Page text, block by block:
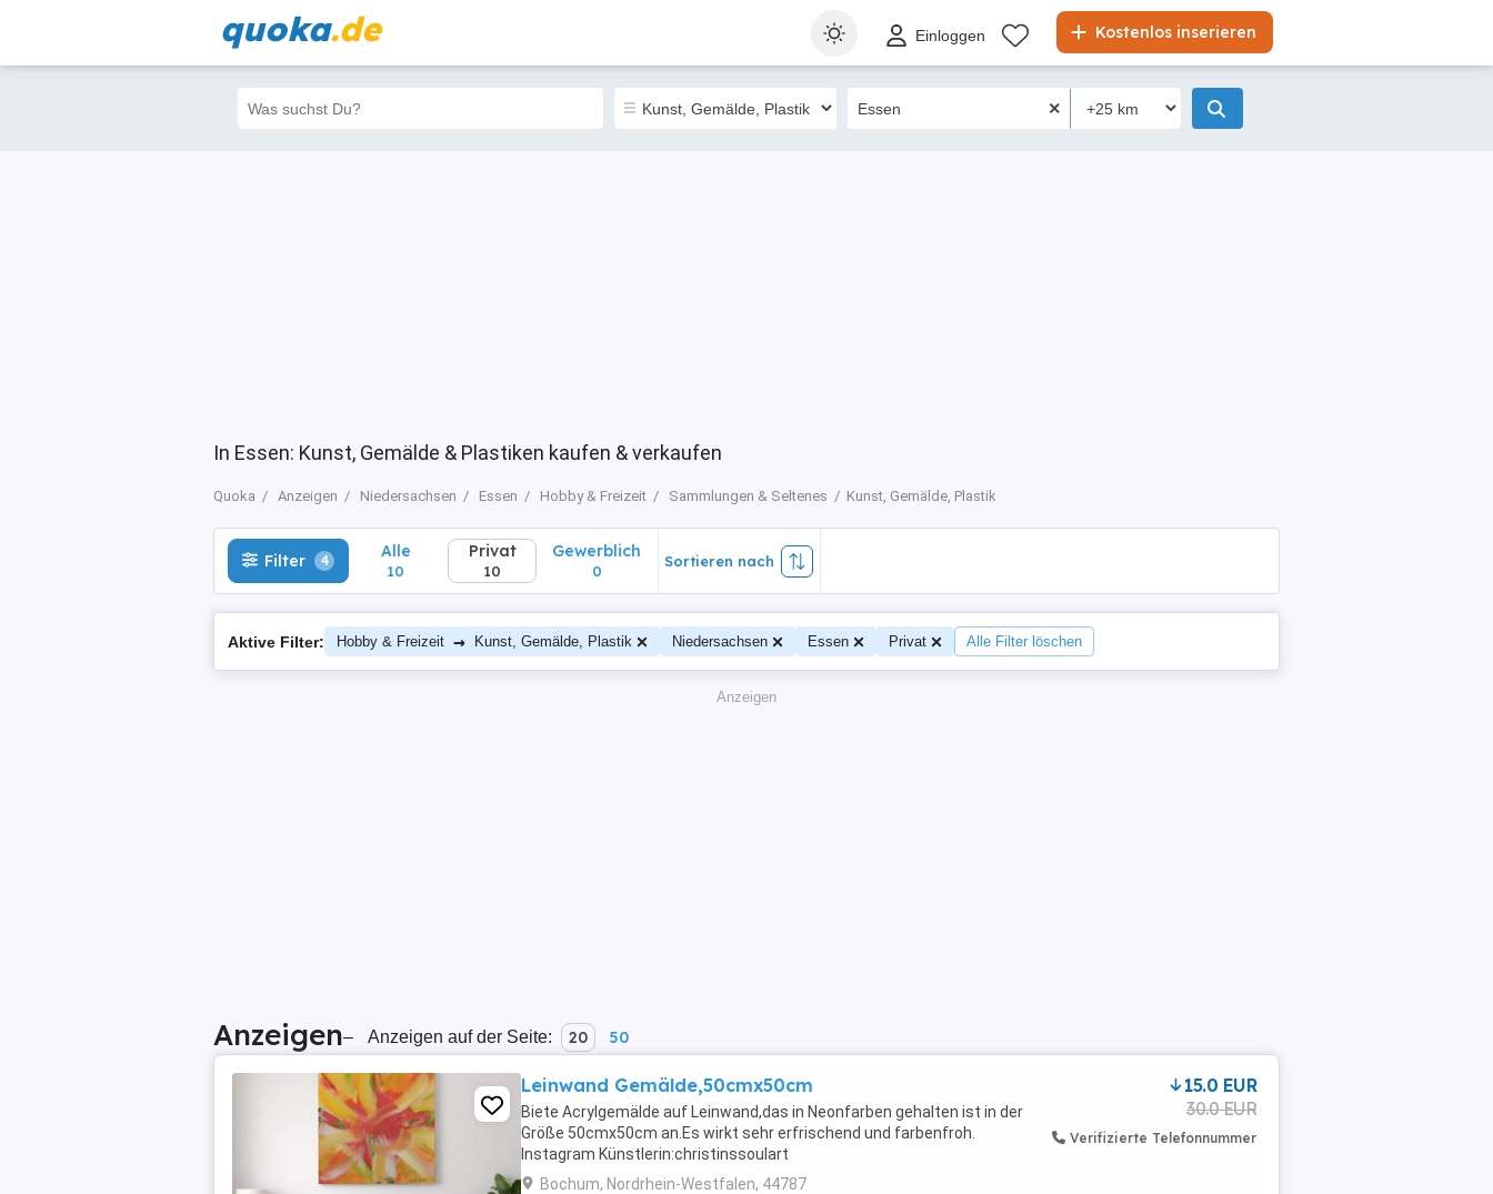
quoka.de Kostenlos inserieren
Einloggen
In Essen: Kunst, Gemälde & Plastiken kaufen & verkaufen
Quoka Anzeigen Niedersachsen Essen Hobby & Freizeit Sammlungen & Seltenes Kunst, Gemälde, Plastik
Filter 4 Alle
10
Filter 4 Alle
10
Privat
10
Gewerblich
0
Sortieren nach
Aktive Filter: Hobby & Freizeit → Kunst, Gemälde, Plastik Niedersachsen Essen Privat Alle Filter löschen
Anzeigen
Anzeigen– Anzeigen auf der Seite: 20 50
Leinwand Gemälde,50cmx50cm
Biete Acrylgemälde auf Leinwand,das in Neonfarben gehalten ist in der
Größe 50cmx50cm an.Es wirkt sehr erfrischend und farbenfroh.
Instagram Künstlerin:christinssoulart
Bochum, Nordrhein-Westfalen, 44787
15.0 EUR
30.0 EUR
Verifizierte Telefonnummer